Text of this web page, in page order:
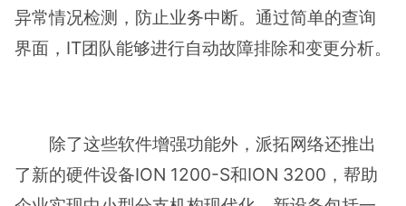
异常情况检测，防止业务中断。通过简单的查询
界面，IT团队能够进行自动故障排除和变更分析。
除了这些软件增强功能外，派拓网络还推出
了新的硬件设备ION 1200-S和ION 3200，帮助